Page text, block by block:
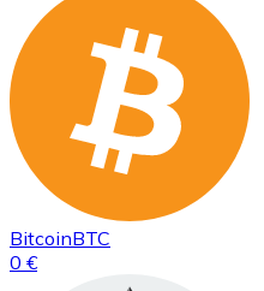
BitcoinBTC
0 €